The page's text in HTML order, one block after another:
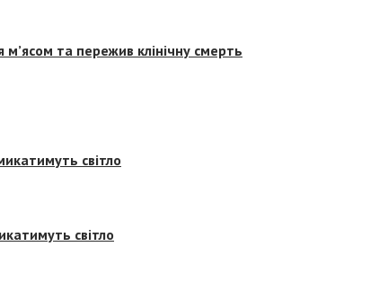
та пережив клінічну смерть
світло
світло